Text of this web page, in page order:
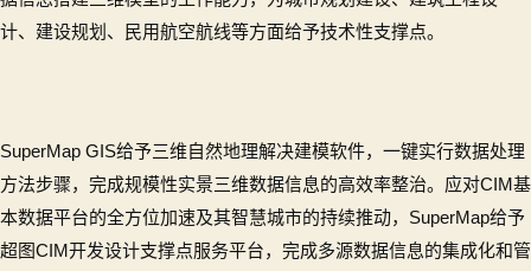
计、建设规划、民用航空航线等方面给予技术性支撑点。
SuperMap GIS给予三维自然地理解决建模软件，一键实行数据处理
方法步骤，完成规模性实景三维数据信息的高效率整治。应对CIM基
本数据平台的全方位加速及其智慧城市的持续推动，SuperMap给予
超图CIM开发设计支撑点服务平台，完成多源数据信息的集成化和管